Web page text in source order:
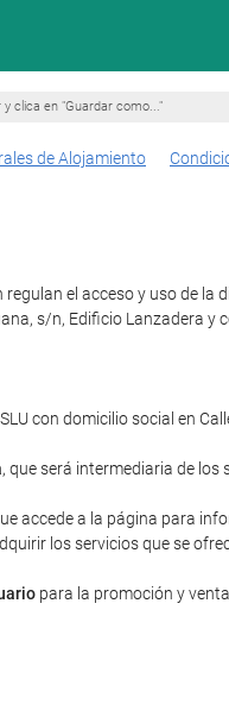
clica en "Guardar como..."
de Alojamiento
el acceso y uso de
s/n, Edificio Lanzadera y
con domicilio social en
, que será intermediaria de los
accede a la página para
los servicios que se
para la promoción y